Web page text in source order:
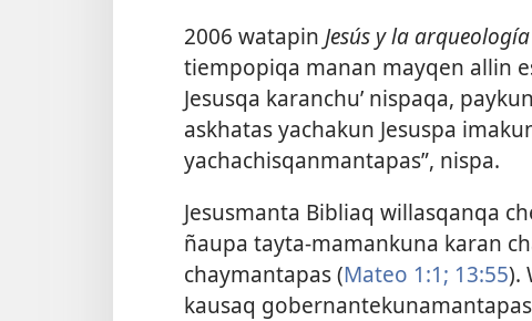
2006 watapin Jesús y la arqueología
tiempopiqa manan mayqen allin
Jesusqa karanchu’ nispaqa,
askhatas yachakun Jesuspa
yachachisqanmantapas”, nispa.
Jesusmanta Bibliaq willasqanqa
ñaupa tayta-mamankuna karan
chaymantapas (Mateo 1:1; 13:55).
kausaq